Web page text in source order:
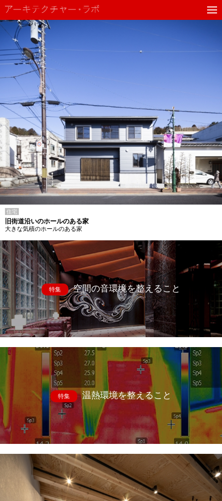
住宅
旧街道沿いのホールのある家
大きな気積のホールのある家
特集 空間の音環境を整えること
特集 温熱環境を整えること